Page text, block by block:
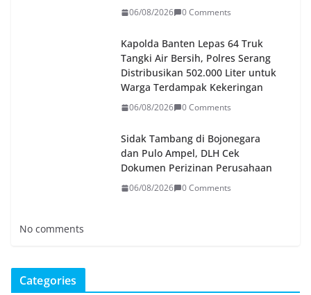
06/08/2026 0 Comments
Kapolda Banten Lepas 64 Truk
Tangki Air Bersih, Polres Serang
Distribusikan 502.000 Liter untuk
Warga Terdampak Kekeringan
06/08/2026 0 Comments
Sidak Tambang di Bojonegara
dan Pulo Ampel, DLH Cek
Dokumen Perizinan Perusahaan
06/08/2026 0 Comments
No comments
Categories